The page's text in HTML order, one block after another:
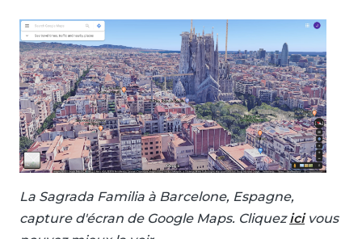
La Sagrada Familia à Barcelone, Espagne,
capture d'écran de Google Maps. Cliquezicivous